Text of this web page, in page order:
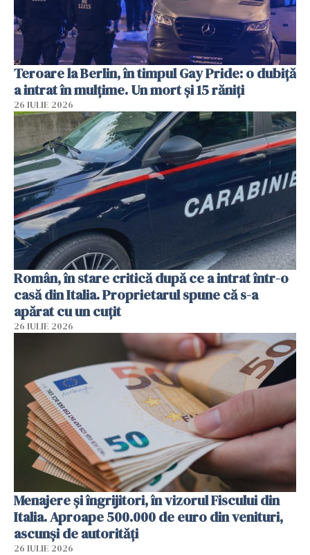
Teroare la Berlin, în timpul Gay Pride: o dubiță
a intrat în mulțime. Un mort și 15 răniți
26 IULIE 2026
Român, în stare critică după ce a intrat într-o
casă din Italia. Proprietarul spune că s-a
apărat cu un cuțit
26 IULIE 2026
Menajere și îngrijitori, în vizorul Fiscului din
Italia. Aproape 500.000 de euro din venituri,
ascunși de autorități
26 IULIE 2026